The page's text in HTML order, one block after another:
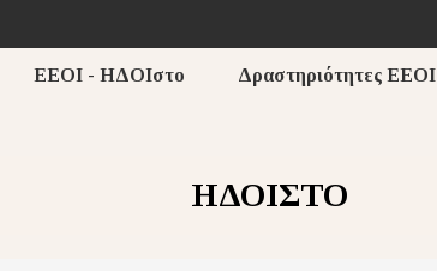
ΕΕΟΙ - ΗΔΟΙστο Δραστηριότητες ΕΕΟΙ
ΗΔΟΙΣΤΟ